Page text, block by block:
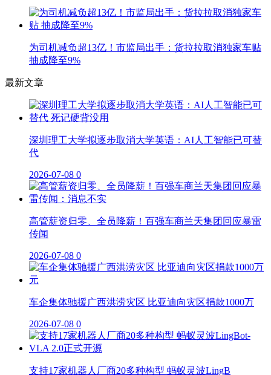
为司机减负超13亿！市监局出手：货拉拉取消独家车贴
抽成降至9%
最新文章
深圳理工大学拟逐步取消大学英语：AI人工智能已可替
代
2026-07-08 0
高管薪资归零、全员降薪！百强车商兰天集团回应暴雷
传闻
2026-07-08 0
车企集体驰援广西洪涝灾区 比亚迪向灾区捐款1000万
2026-07-08 0
支持17家机器人厂商20多种构型 蚂蚁灵波LingB